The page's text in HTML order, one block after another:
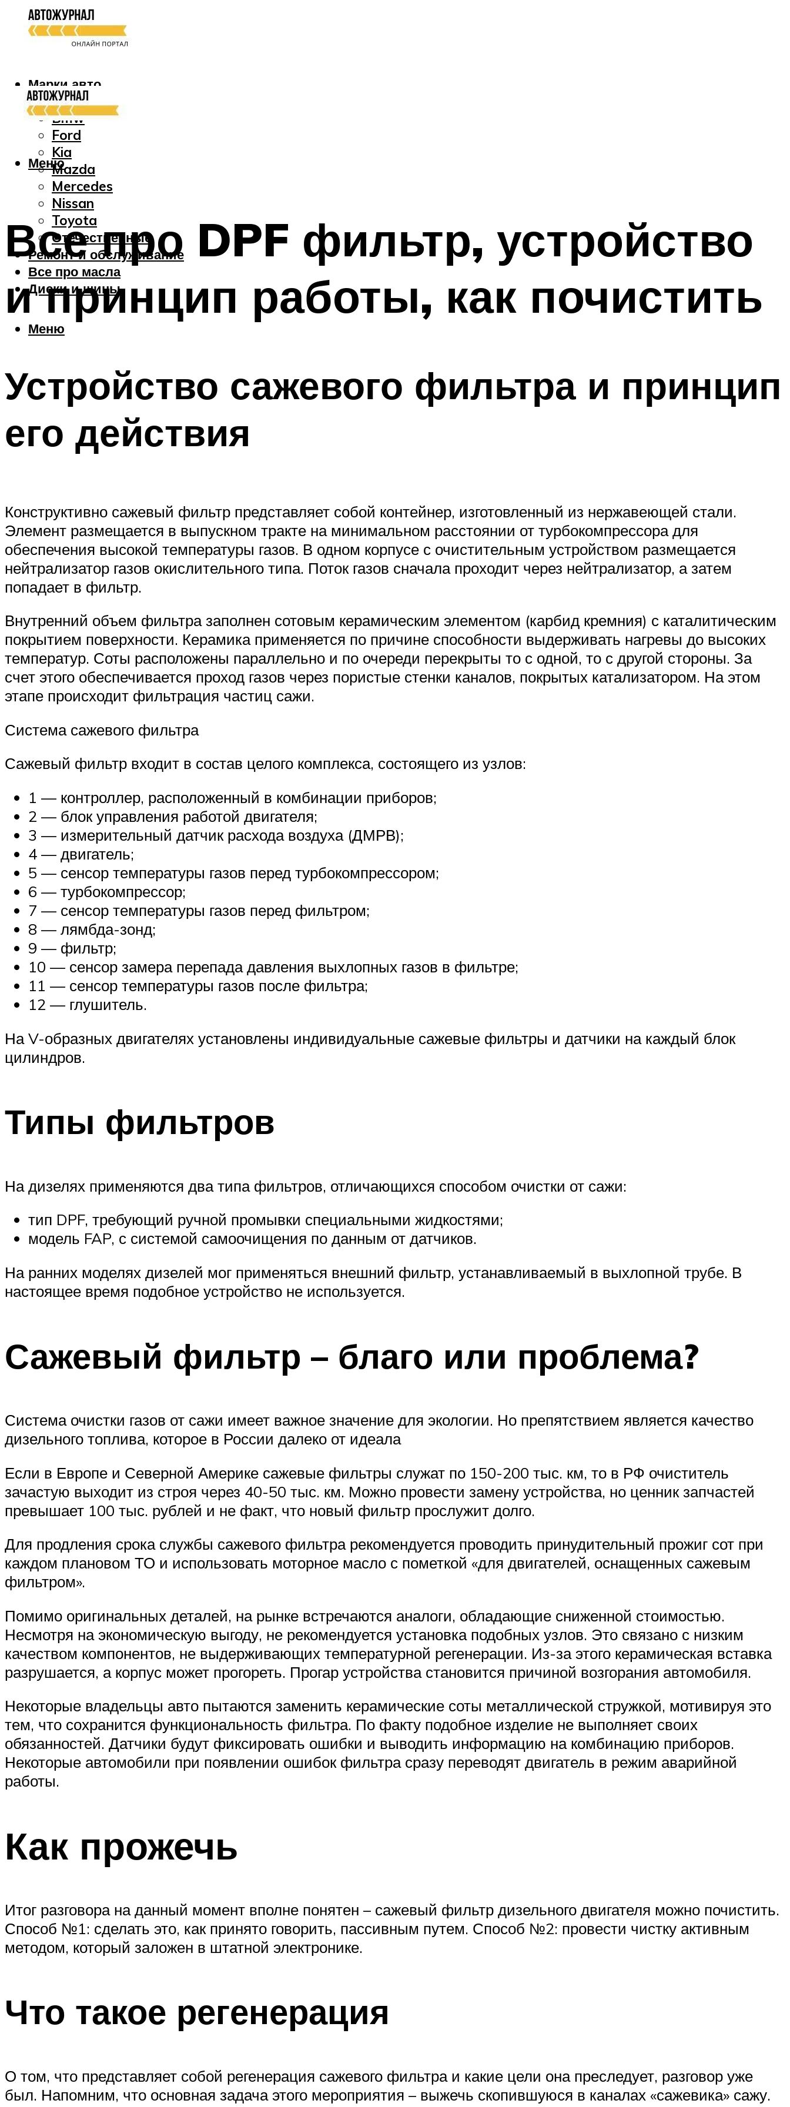
Марки авто
Audi
Bmw
Ford
Kia
Mazda
Mercedes
Nissan
Toyota
Отечественные
Ремонт и обслуживание
Все про масла
Диски и шины
Меню
Меню
Все про DPF фильтр, устройство
и принцип работы, как почистить
Устройство сажевого фильтра и принцип
его действия
Конструктивно сажевый фильтр представляет собой контейнер, изготовленный из нержавеющей стали.
Элемент размещается в выпускном тракте на минимальном расстоянии от турбокомпрессора для
обеспечения высокой температуры газов. В одном корпусе с очистительным устройством размещается
нейтрализатор газов окислительного типа. Поток газов сначала проходит через нейтрализатор, а затем
попадает в фильтр.
Внутренний объем фильтра заполнен сотовым керамическим элементом (карбид кремния) с каталитическим
покрытием поверхности. Керамика применяется по причине способности выдерживать нагревы до высоких
температур. Соты расположены параллельно и по очереди перекрыты то с одной, то с другой стороны. За
счет этого обеспечивается проход газов через пористые стенки каналов, покрытых катализатором. На этом
этапе происходит фильтрация частиц сажи.
Система сажевого фильтра
Сажевый фильтр входит в состав целого комплекса, состоящего из узлов:
1 — контроллер, расположенный в комбинации приборов;
2 — блок управления работой двигателя;
3 — измерительный датчик расхода воздуха (ДМРВ);
4 — двигатель;
5 — сенсор температуры газов перед турбокомпрессором;
6 — турбокомпрессор;
7 — сенсор температуры газов перед фильтром;
8 — лямбда-зонд;
9 — фильтр;
10 — сенсор замера перепада давления выхлопных газов в фильтре;
11 — сенсор температуры газов после фильтра;
12 — глушитель.
На V-образных двигателях установлены индивидуальные сажевые фильтры и датчики на каждый блок
цилиндров.
Типы фильтров
На дизелях применяются два типа фильтров, отличающихся способом очистки от сажи:
тип DPF, требующий ручной промывки специальными жидкостями;
модель FAP, с системой самоочищения по данным от датчиков.
На ранних моделях дизелей мог применяться внешний фильтр, устанавливаемый в выхлопной трубе. В
настоящее время подобное устройство не используется.
Сажевый фильтр – благо или проблема?
Система очистки газов от сажи имеет важное значение для экологии. Но препятствием является качество
дизельного топлива, которое в России далеко от идеала
Если в Европе и Северной Америке сажевые фильтры служат по 150-200 тыс. км, то в РФ очиститель
зачастую выходит из строя через 40-50 тыс. км. Можно провести замену устройства, но ценник запчастей
превышает 100 тыс. рублей и не факт, что новый фильтр прослужит долго.
Для продления срока службы сажевого фильтра рекомендуется проводить принудительный прожиг сот при
каждом плановом ТО и использовать моторное масло с пометкой «для двигателей, оснащенных сажевым
фильтром».
Помимо оригинальных деталей, на рынке встречаются аналоги, обладающие сниженной стоимостью.
Несмотря на экономическую выгоду, не рекомендуется установка подобных узлов. Это связано с низким
качеством компонентов, не выдерживающих температурной регенерации. Из-за этого керамическая вставка
разрушается, а корпус может прогореть. Прогар устройства становится причиной возгорания автомобиля.
Некоторые владельцы авто пытаются заменить керамические соты металлической стружкой, мотивируя это
тем, что сохранится функциональность фильтра. По факту подобное изделие не выполняет своих
обязанностей. Датчики будут фиксировать ошибки и выводить информацию на комбинацию приборов.
Некоторые автомобили при появлении ошибок фильтра сразу переводят двигатель в режим аварийной
работы.
Как прожечь
Итог разговора на данный момент вполне понятен – сажевый фильтр дизельного двигателя можно почистить.
Способ №1: сделать это, как принято говорить, пассивным путем. Способ №2: провести чистку активным
методом, который заложен в штатной электронике.
Что такое регенерация
О том, что представляет собой регенерация сажевого фильтра и какие цели она преследует, разговор уже
был. Напомним, что основная задача этого мероприятия – выжечь скопившуюся в каналах «сажевика» сажу.